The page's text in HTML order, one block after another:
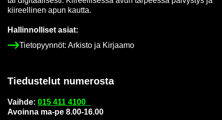
kii­reel­li­nen apun kaut­ta.
Hal­lin­nol­li­set asiat:
Tie­to­pyyn­nöt: Ar­kis­to ja Kir­jaa­mo
Tie­dus­te­lut nu­me­ros­ta
Vaih­de: 015 411 4100
Avoin­na ma-pe 8.00-16.00